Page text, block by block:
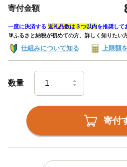
寄付金額
一度に決済する 返礼品数は３つ以内を推奨して
🔰ふるさと納税が初めての方、詳しく知りたい
仕組みについて知る 上限額
数量
寄付